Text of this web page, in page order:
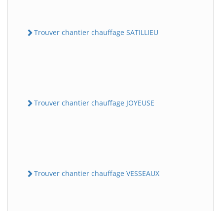
Trouver chantier chauffage SATILLIEU
Trouver chantier chauffage JOYEUSE
Trouver chantier chauffage VESSEAUX